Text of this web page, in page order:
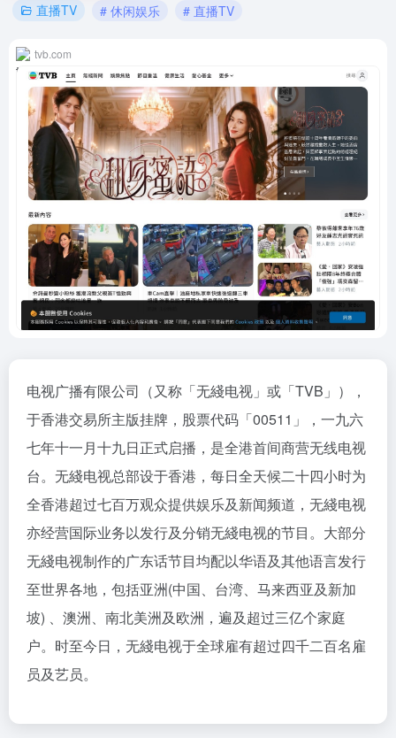
直播TV # 休闲娱乐 # 直播TV
tvb.com
电视广播有限公司（又称「无綫电视」或「TVB」），
于香港交易所主版挂牌，股票代码「00511」，一九六
七年十一月十九日正式启播，是全港首间商营无线电视
台。无綫电视总部设于香港，每日全天候二十四小时为
全香港超过七百万观众提供娱乐及新闻频道，无綫电视
亦经营国际业务以发行及分销无綫电视的节目。大部分
无綫电视制作的广东话节目均配以华语及其他语言发行
至世界各地，包括亚洲(中国、台湾、马来西亚及新加
坡) 、澳洲、南北美洲及欧洲，遍及超过三亿个家庭
户。时至今日，无綫电视于全球雇有超过四千二百名雇
员及艺员。